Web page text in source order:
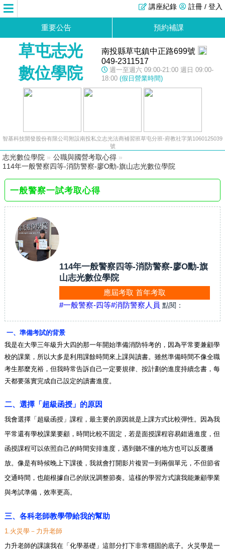
註冊 / 登入
講座紀錄
重要公告 預約補課
草屯志光
數位學院
南投縣草屯鎮中正路699號
049-2311517
週一至週六 09:00-21:00 週日 09:00-
18:00 (假日營業時間)
智基科技開發股份有限公司附設南投私立志光法商補習班草屯分班-府教社字第1060125039
號
志光數位學院 » 公職與國營考取心得 »
114年一般警察四等-消防警察-廖O勳-旗山志光數位學院
一般警察一試考取心得
114年一般警察四等-消防警察-廖O勳-旗
山志光數位學院
應屆考取 首年考取
#一般警察-四等#消防警察人員 點閱：
一、準備考試的背景
我是在大學三年級升大四的那一年開始準備消防特考的，因為平常要兼顧學
校的課業，所以大多是利用課餘時間來上課與讀書。雖然準備時間不像全職
考生那麼充裕，但我時常告訴自己一定要規律、按計劃的進度持續念書，每
天都要落實完成自己設定的讀書進度。
二、選擇「超級函授」的原因
我會選擇「超級函授」課程，最主要的原因就是上課方式比較彈性。因為我
平常還有學校課業要顧，時間比較不固定，若是面授課程容易錯過進度，但
函授課程可以依照自己的時間安排進度，遇到聽不懂的地方也可以反覆播
放。像是有時候晚上下課後，我就會打開影片複習一到兩個單元，不但節省
交通時間，也能根據自己的狀況調整節奏。這樣的學習方式讓我能兼顧學業
與考試準備，效率更高。
三、各科老師教學帶給我的幫助
1.火災學－力升老師
力升老師的課讓我在「化學基礎」這部分打下非常穩固的底子。火災學是一